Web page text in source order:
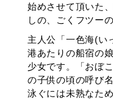
始めさせて頂いた
しの、ごくフツー
主人公「一色海(い
港あたりの船宿の
少女です。「おぼ
の子供の頃の呼び
泳ぐには未熟なた